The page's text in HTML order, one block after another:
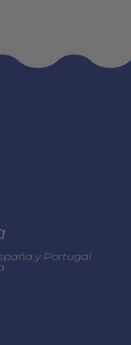
y Portugal